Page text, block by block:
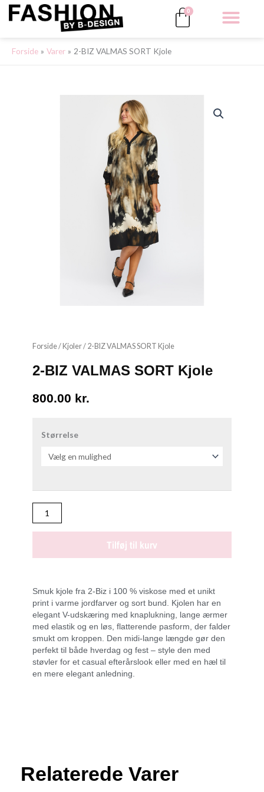
Gå
0
Kurv
Forside Varer 2-BIZ VALMAS SORT Kjole
Forside/ Kjoler/ 2-BIZ VALMAS SORT Kjole
2-BIZ VALMAS SORT Kjole
800.00 kr.
Størrelse
BIZ
SORT
antal
Tilføj til kurv
Smuk kjole fra 2-Biz i 100 % viskose med et unikt
print i varme jordfarver og sort bund. Kjolen har en
elegant V-udskæring med knaplukning, lange ærmer
med elastik og en løs, flatterende pasform, der falder
smukt om kroppen. Den midi-lange længde gør den
perfekt til både hverdag og fest – style den med
støvler for et casual efterårslook eller med en hæl til
en mere elegant anledning.
Relaterede Varer